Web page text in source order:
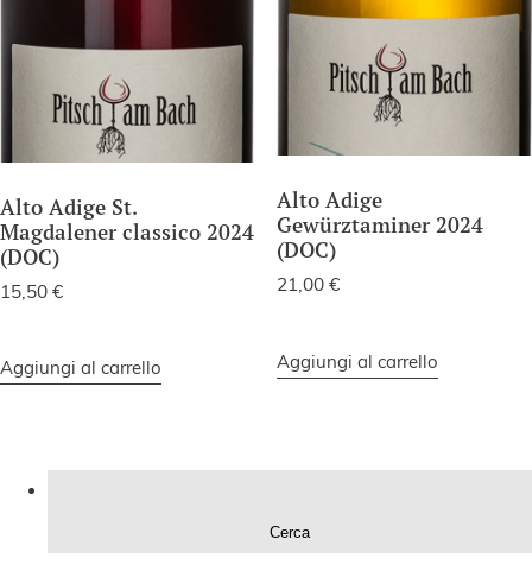
Alto Adige St.
Magdalener classico 2024
(DOC)
15,50 €
Aggiungi al carrello
Alto Adige
Gewürztaminer 2024
(DOC)
21,00 €
Aggiungi al carrello